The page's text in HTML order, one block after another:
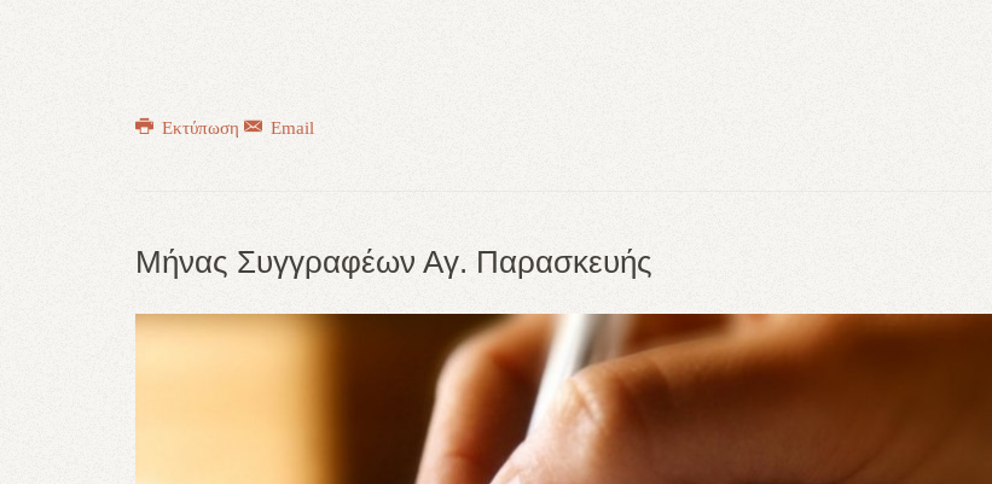
Εκτύπωση Email
Μήνας Συγγραφέων Αγ. Παρασκευής